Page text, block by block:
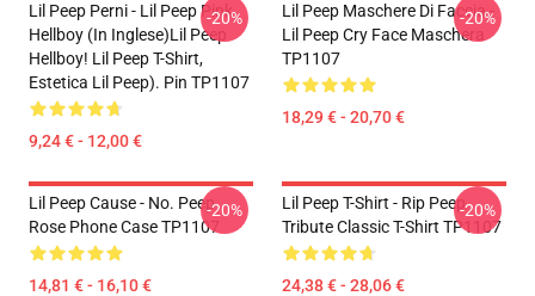
Lil Peep Perni - Lil Peep Pink
Hellboy (in Inglese)Lil Peep
Hellboy! Lil Peep T-Shirt,
Estetica Lil Peep). Pin TP1107
9,24 € - 12,00 €
-20%
Lil Peep Maschere Di Faccia -
Lil Peep Cry Face Maschera
TP1107
18,29 € - 20,70 €
-20%
Lil Peep Cause - No. Peep
Rose Phone Case TP1107
14,81 € - 16,10 €
-20%
Lil Peep T-Shirt - Rip Peep
Tribute Classic T-Shirt TP1107
24,38 € - 28,06 €
-20%